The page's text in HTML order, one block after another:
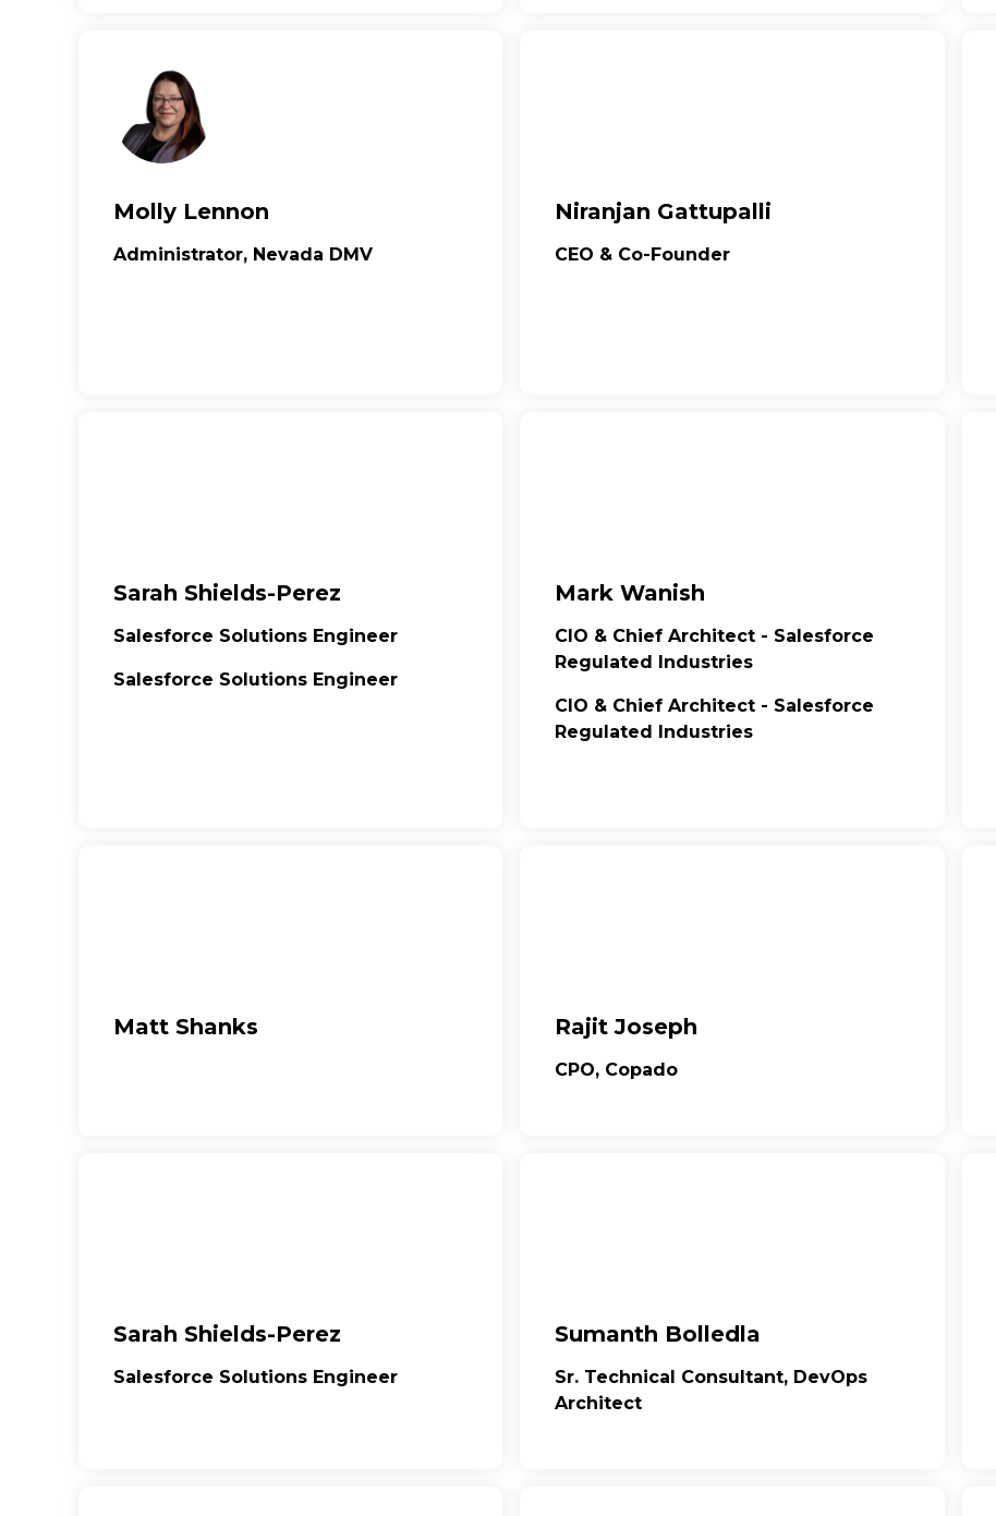
Molly Lennon
Administrator, Nevada DMV
Niranjan Gattupalli
CEO & Co-Founder
Sarah Shields-Perez
Salesforce Solutions Engineer
Salesforce Solutions Engineer
Mark Wanish
CIO & Chief Architect - Salesforce
Regulated Industries
CIO & Chief Architect - Salesforce
Regulated Industries
Matt Shanks Rajit Joseph
CPO, Copado
Sarah Shields-Perez
Salesforce Solutions Engineer
Sumanth Bolledla
Sr. Technical Consultant, DevOps
Architect